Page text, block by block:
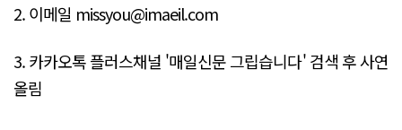
2. 이메일 missyou@imaeil.com
3. 카카오톡 플러스채널 '매일신문 그립습니다' 검색 후 사연
올림